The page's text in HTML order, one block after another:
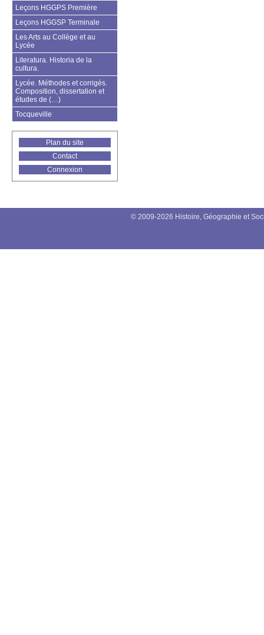
Leçons HGGPS Première
Leçons HGGSP Terminale
Les Arts au Collège et au
Lycée
Literatura. Historia de la
cultura.
Lycée. Méthodes et corrigés.
Composition, dissertation et
études de (…)
Tocqueville
Plan du site
Contact
Connexion
© 2009-2026 Histoire, Géographie et